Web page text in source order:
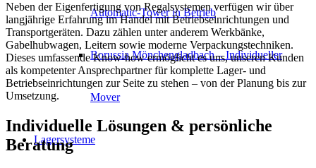
Automatic-Tower in Betrieb
Borussia Mönchengladbach – Individueller
Mover
Lagersysteme
Neben der Eigenfertigung von Regalsystemen verfügen wir über
langjährige Erfahrung im Handel mit Betriebseinrichtungen und
Transportgeräten. Dazu zählen unter anderem Werkbänke,
Gabelhubwagen, Leitern sowie moderne Verpackungstechniken.
Dieses umfassende Know-how ermöglicht es uns, unseren Kunden
als kompetenter Ansprechpartner für komplette Lager- und
Betriebseinrichtungen zur Seite zu stehen – von der Planung bis zur
Umsetzung.
Individuelle Lösungen & persönliche
Beratung